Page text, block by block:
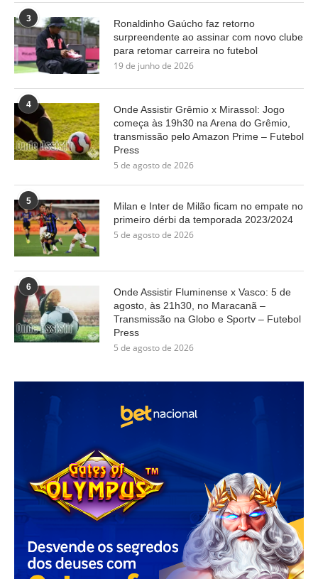
3
Ronaldinho Gaúcho faz retorno
surpreendente ao assinar com novo clube
para retomar carreira no futebol
19 de junho de 2026
4
Onde Assistir Grêmio x Mirassol: Jogo
começa às 19h30 na Arena do Grêmio,
transmissão pelo Amazon Prime – Futebol
Press
5 de agosto de 2026
5
Milan e Inter de Milão ficam no empate no
primeiro dérbi da temporada 2023/2024
5 de agosto de 2026
6
Onde Assistir Fluminense x Vasco: 5 de
agosto, às 21h30, no Maracanã –
Transmissão na Globo e Sportv – Futebol
Press
5 de agosto de 2026